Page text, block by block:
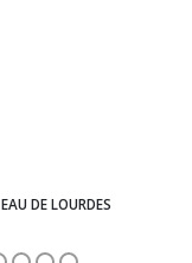
EAU DE LOURDES